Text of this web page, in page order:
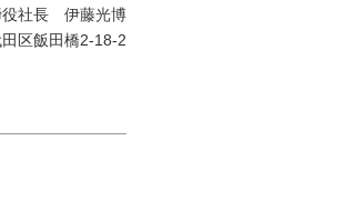
役社長 伊藤光博
区飯田橋2-18-2